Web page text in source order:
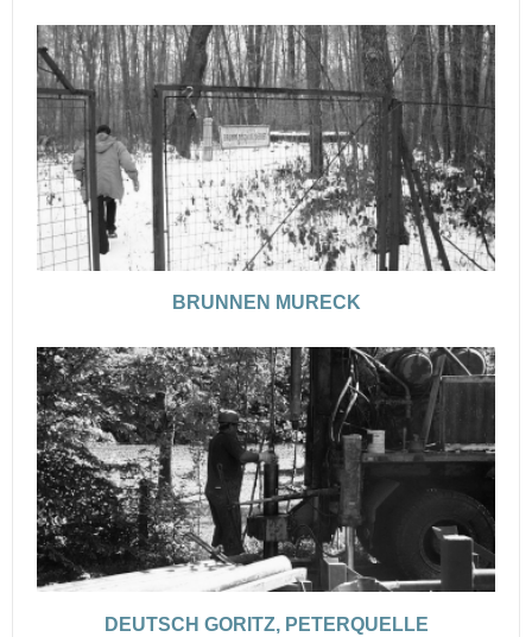
BRUNNEN MURECK
DEUTSCH GORITZ, PETERQUELLE